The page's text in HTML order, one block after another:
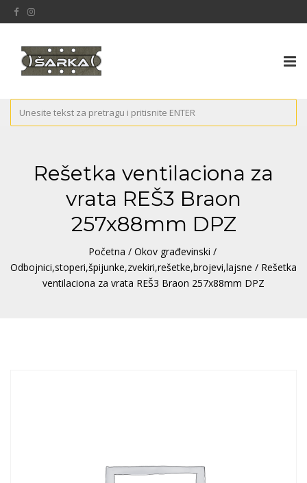
Rešetka ventilaciona za
vrata REŠ3 Braon
257x88mm DPZ
Početna / Okov građevinski /
Odbojnici,stoperi,špijunke,zvekiri,rešetke,brojevi,lajsne / Rešetka
ventilaciona za vrata REŠ3 Braon 257x88mm DPZ